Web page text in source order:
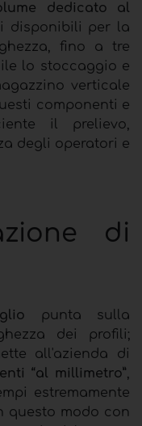
dedicato al
disponibili per la
fino a tre
lo stoccaggio e
verticale
componenti e
il prelievo,
degli operatori e
di
punta sulla
dei profili;
all'azienda di
“al millimetro”,
estremamente
questo modo con